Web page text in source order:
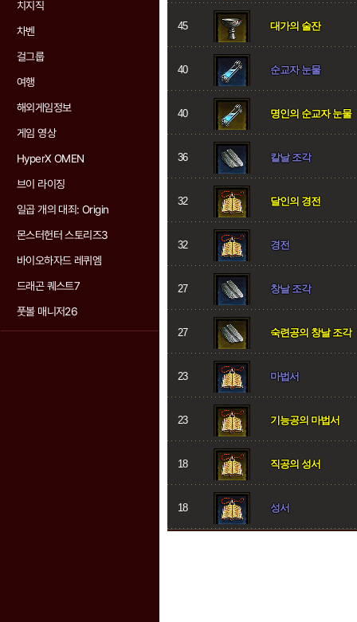
치지직
차벤
걸그룹
여행
해외게임정보
게임 영상
HyperX OMEN
브이 라이징
일곱 개의 대죄: Origin
몬스터헌터 스토리즈3
바이오하자드 레퀴엠
드래곤 퀘스트7
풋볼 매니저26
45 대가의 술잔
40 순교자 눈물
40 명인의 순교자 눈물
36 칼날 조각
32 달인의 경전
32 경전
27 창날 조각
27 숙련공의 창날 조각
23 마법서
23 기능공의 마법서
18 직공의 성서
18 성서